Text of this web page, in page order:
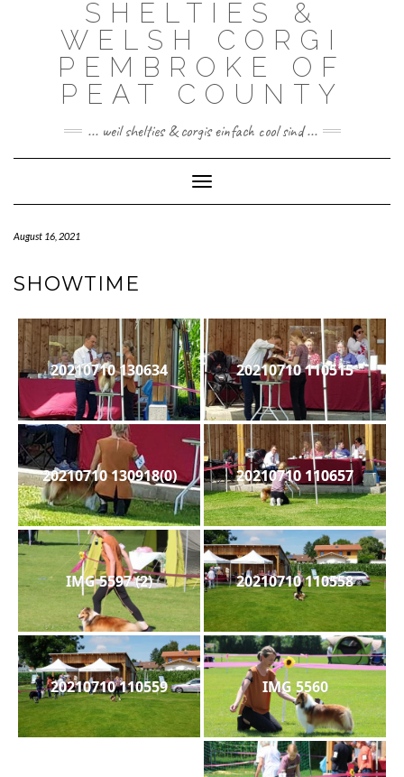
SHELTIES &
WELSH CORGI
PEMBROKE OF
PEAT COUNTY
... weil shelties & corgis einfach cool sind ...
Toggle Navigation
August 16, 2021
SHOWTIME
20210710 130634 20210710 110515
20210710 130918(0) 20210710 110657
IMG 5597 (2) 20210710 110558
20210710 110559 IMG 5560